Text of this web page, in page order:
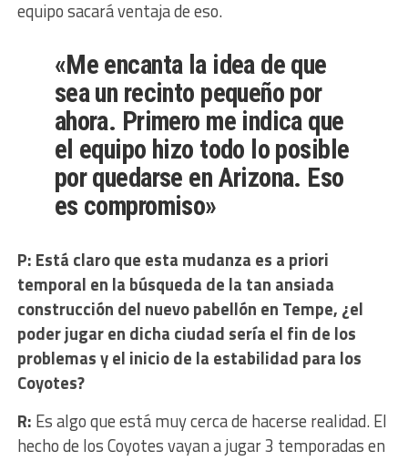
equipo sacará ventaja de eso.
«Me encanta la idea de que
sea un recinto pequeño por
ahora. Primero me indica que
el equipo hizo todo lo posible
por quedarse en Arizona. Eso
es compromiso»
P: Está claro que esta mudanza es a priori
temporal en la búsqueda de la tan ansiada
construcción del nuevo pabellón en Tempe, ¿el
poder jugar en dicha ciudad sería el fin de los
problemas y el inicio de la estabilidad para los
Coyotes?
R: Es algo que está muy cerca de hacerse realidad. El
hecho de los Coyotes vayan a jugar 3 temporadas en